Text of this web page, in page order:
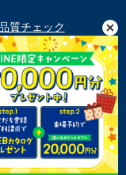
質チェック
グループ